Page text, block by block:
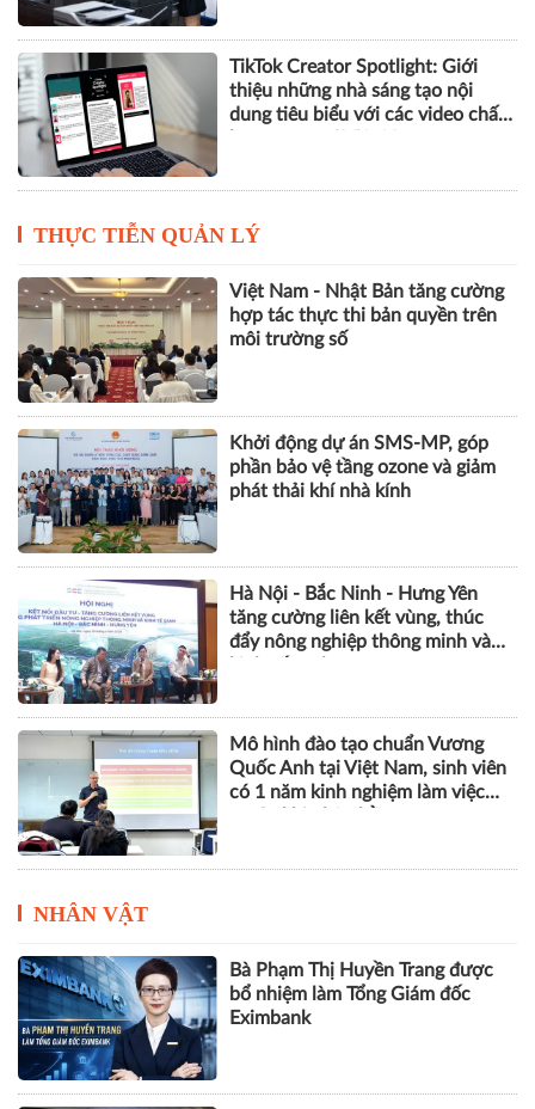
TikTok Creator Spotlight: Giới
thiệu những nhà sáng tạo nội
dung tiêu biểu với các video chất
THỰC TIỄN QUẢN LÝ
Việt Nam - Nhật Bản tăng cường
hợp tác thực thi bản quyền trên
môi trường số
Khởi động dự án SMS-MP, góp
phần bảo vệ tầng ozone và giảm
phát thải khí nhà kính
Hà Nội - Bắc Ninh - Hưng Yên
tăng cường liên kết vùng, thúc
đẩy nông nghiệp thông minh và
Mô hình đào tạo chuẩn Vương
Quốc Anh tại Việt Nam, sinh viên
có 1 năm kinh nghiệm làm việc
NHÂN VẬT
Bà Phạm Thị Huyền Trang được
bổ nhiệm làm Tổng Giám đốc
Eximbank